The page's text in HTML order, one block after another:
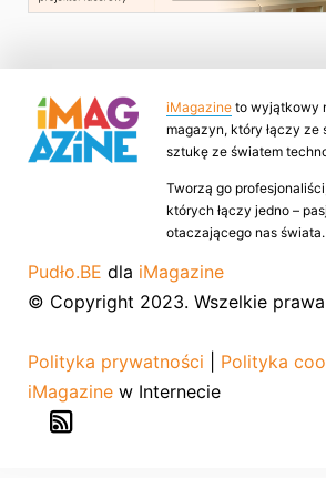
iMagazine to wyjątkowy
magazyn, który łączy ze
sztukę ze światem
Tworzą go
których łączy jedno –
otaczającego nas świata.
Pudło.BE dla iMagazine
© Copyright 2023. Wszelkie
Polityka prywatności
Polityka
iMagazine w Internecie